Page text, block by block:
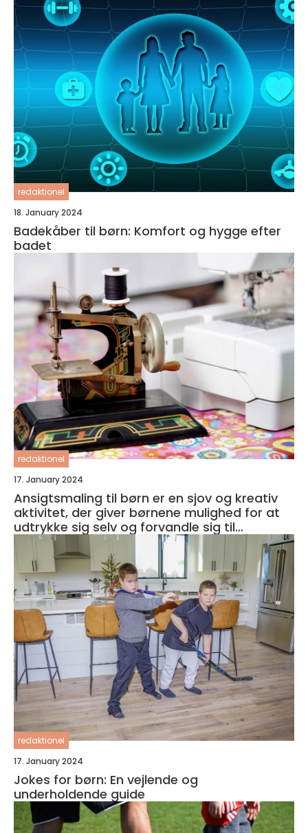
redaktionel
18. January 2024
Badekåber til børn: Komfort og hygge efter
badet
redaktionel
17. January 2024
Ansigtsmaling til børn er en sjov og kreativ
aktivitet, der giver børnene mulighed for at
udtrykke sig selv og forvandle sig til
fantasifulde væsner
redaktionel
17. January 2024
Jokes for børn: En vejlende og
underholdende guide